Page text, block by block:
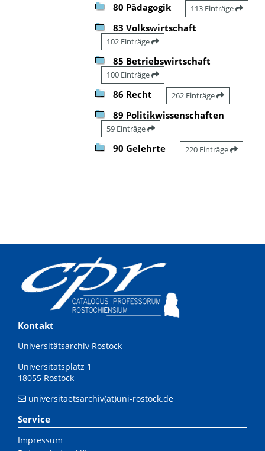
80 Pädagogik 113 Einträge
83 Volkswirtschaft
102 Einträge
85 Betriebswirtschaft
100 Einträge
86 Recht 262 Einträge
89 Politikwissenschaften
59 Einträge
90 Gelehrte 220 Einträge
Kontakt
Universitätsarchiv Rostock
Universitätsplatz 1
18055 Rostock
universitaetsarchiv(at)uni-rostock.de
Service
Impressum